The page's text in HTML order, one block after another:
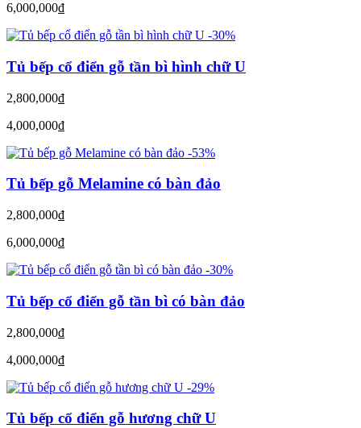
6,000,000đ
-30%
Tủ bếp cổ điển gỗ tần bì hình chữ U
2,800,000đ
4,000,000đ
-53%
Tủ bếp gỗ Melamine có bàn đảo
2,800,000đ
6,000,000đ
-30%
Tủ bếp cổ điển gỗ tần bì có bàn đảo
2,800,000đ
4,000,000đ
-29%
Tủ bếp cổ điển gỗ hương chữ U